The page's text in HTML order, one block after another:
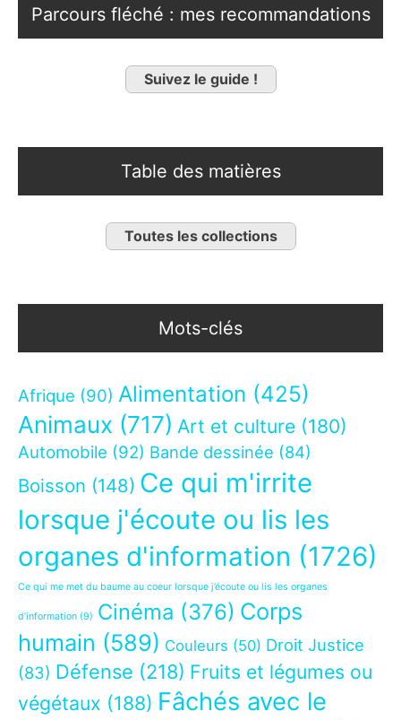
Parcours fléché : mes recommandations
Suivez le guide !
Table des matières
Toutes les collections
Mots-clés
Afrique (90) Alimentation (425)
Animaux (717) Art et culture (180)
Automobile (92) Bande dessinée (84)
Boisson (148) Ce qui m'irrite
lorsque j'écoute ou lis les
organes d'information (1726)
Ce qui me met du baume au coeur lorsque j’écoute ou lis les organes
d’information (9) Cinéma (376) Corps
humain (589) Couleurs (50) Droit Justice
(83) Défense (218) Fruits et légumes ou
végétaux (188) Fâchés avec le